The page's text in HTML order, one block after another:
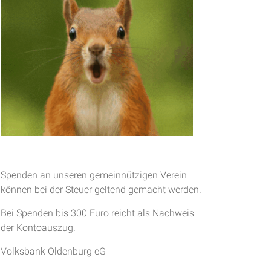
Spenden an unseren gemeinnützigen Verein
können bei der Steuer geltend gemacht werden.
Bei Spenden bis 300 Euro reicht als Nachweis
der Kontoauszug.
Volksbank Oldenburg eG